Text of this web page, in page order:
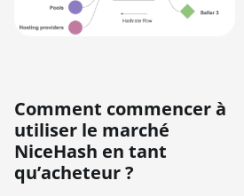
Comment commencer à
utiliser le marché
NiceHash en tant
qu’acheteur ?